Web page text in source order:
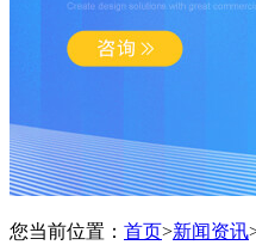
您当前位置： 首页>新闻资讯